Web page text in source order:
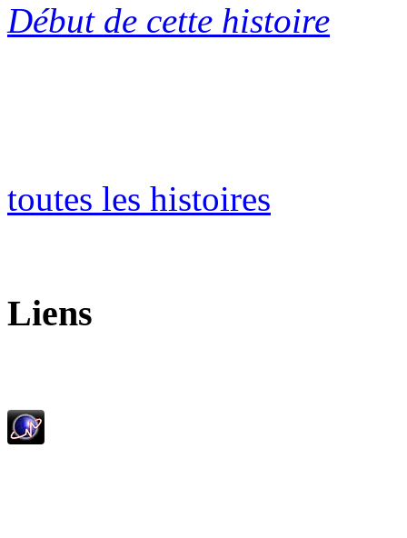
Début de cette histoire
toutes les histoires
Liens